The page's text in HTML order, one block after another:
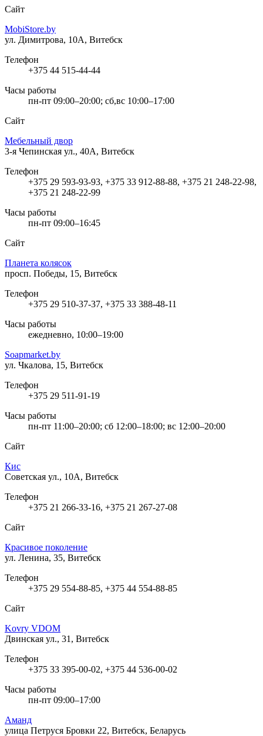
Сайт
MobiStore.by
ул. Димитрова, 10А, Витебск
Телефон
+375 44 515-44-44
Часы работы
пн-пт 09:00–20:00; сб,вс 10:00–17:00
Сайт
Мебельный двор
3-я Чепинская ул., 40А, Витебск
Телефон
+375 29 593-93-93, +375 33 912-88-88, +375 21 248-22-98,
+375 21 248-22-99
Часы работы
пн-пт 09:00–16:45
Сайт
Планета колясок
просп. Победы, 15, Витебск
Телефон
+375 29 510-37-37, +375 33 388-48-11
Часы работы
ежедневно, 10:00–19:00
Soapmarket.by
ул. Чкалова, 15, Витебск
Телефон
+375 29 511-91-19
Часы работы
пн-пт 11:00–20:00; сб 12:00–18:00; вс 12:00–20:00
Сайт
Кис
Советская ул., 10А, Витебск
Телефон
+375 21 266-33-16, +375 21 267-27-08
Сайт
Красивое поколение
ул. Ленина, 35, Витебск
Телефон
+375 29 554-88-85, +375 44 554-88-85
Сайт
Kovry VDOM
Двинская ул., 31, Витебск
Телефон
+375 33 395-00-02, +375 44 536-00-02
Часы работы
пн-пт 09:00–17:00
Аманд
улица Петруся Бровки 22, Витебск, Беларусь